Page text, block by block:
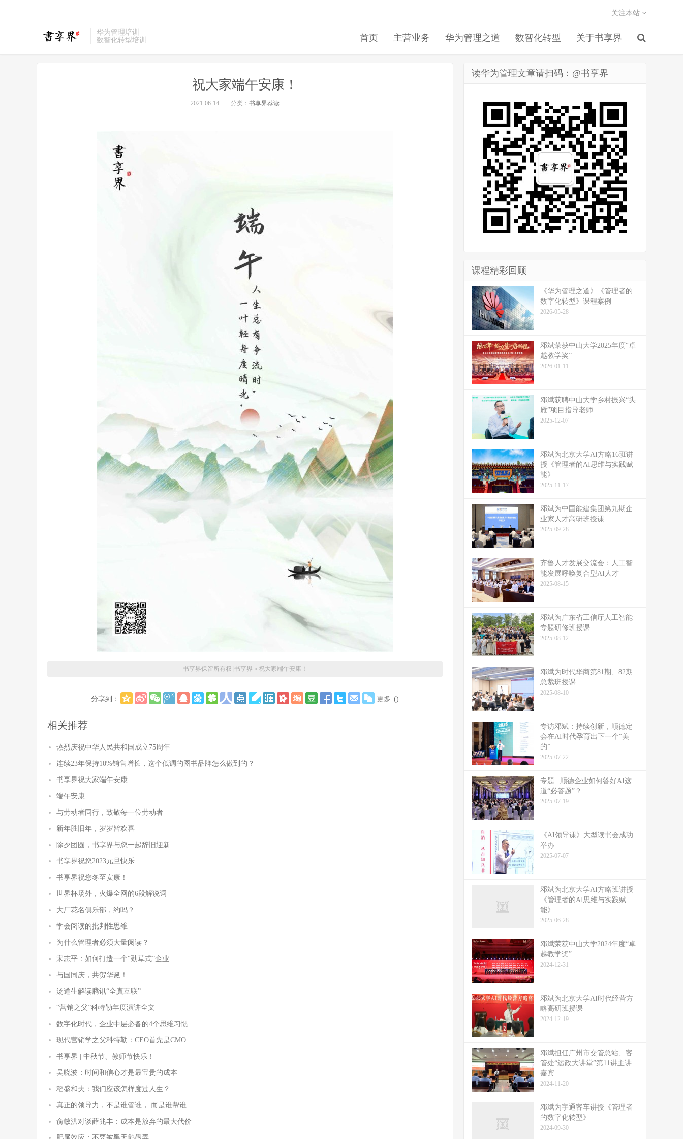
华为管理培训
数智化转型培训
首页 主营业务 华为管理之道 数智化转型 关于书享界
关注本站
祝大家端午安康！
2021-06-14 分类： 书享界荐读
书享界保留所有权 | 书享界 » 祝大家端午安康！
分享到： 更多 ()
相关推荐
热烈庆祝中华人民共和国成立75周年
连续23年保持10%销售增长，这个低调的图书品牌怎么做到的？
书享界祝大家端午安康
端午安康
与劳动者同行，致敬每一位劳动者
新年胜旧年，岁岁皆欢喜
除夕团圆，书享界与您一起辞旧迎新
书享界祝您2023元旦快乐
书享界祝您冬至安康！
世界杯场外，火爆全网的6段解说词
大厂花名俱乐部，约吗？
学会阅读的批判性思维
为什么管理者必须大量阅读？
宋志平：如何打造一个“劲草式”企业
与国同庆，共贺华诞！
汤道生解读腾讯“全真互联”
“营销之父”科特勒年度演讲全文
数字化时代，企业中层必备的4个思维习惯
现代营销学之父科特勒：CEO首先是CMO
书享界 | 中秋节、教师节快乐！
吴晓波：时间和信心才是最宝贵的成本
稻盛和夫：我们应该怎样度过人生？
真正的领导力，不是谁管谁， 而是谁帮谁
俞敏洪对谈薛兆丰：成本是放弃的最大代价
读华为管理文章请扫码：@书享界
课程精彩回顾
《华为管理之道》《管理者的
数字化转型》课程案例
2026-05-28
邓斌荣获中山大学2025年度“卓
越教学奖”
2026-01-11
邓斌获聘中山大学乡村振兴“头
雁”项目指导老师
2025-12-07
邓斌为北京大学AI方略16班讲
授《管理者的AI思维与实践赋
能》
2025-11-17
邓斌为中国能建集团第九期企
业家人才高研班授课
2025-09-28
齐鲁人才发展交流会：人工智
能发展呼唤复合型AI人才
2025-08-15
邓斌为广东省工信厅人工智能
专题研修班授课
2025-08-12
邓斌为时代华商第81期、82期
总裁班授课
2025-08-10
专访邓斌：持续创新，顺德定
会在AI时代孕育出下一个“美
的”
2025-07-22
专题 | 顺德企业如何答好AI这
道“必答题”？
2025-07-19
《AI领导课》大型读书会成功
举办
2025-07-07
邓斌为北京大学AI方略班讲授
《管理者的AI思维与实践赋
能》
2025-06-28
邓斌荣获中山大学2024年度“卓
越教学奖”
2024-12-31
邓斌为北京大学AI时代经营方
略高研班授课
2024-12-19
邓斌担任广州市交管总站、客
管处“运政大讲堂”第11讲主讲
嘉宾
2024-11-20
邓斌为宇通客车讲授《管理者
的数字化转型》
2024-09-30